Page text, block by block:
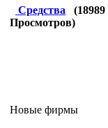
Средства (18989
Просмотров)
Новые фирмы